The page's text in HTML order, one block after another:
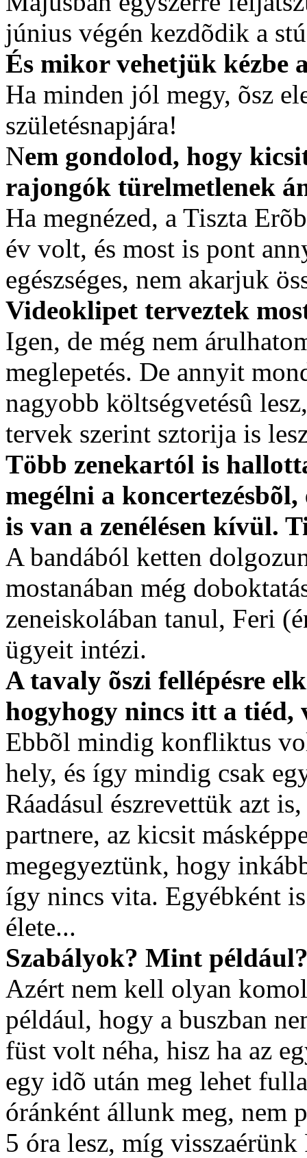
június végén kezdõdik a
És mikor vehetjük kézbe
Ha minden jól megy, õsz
születésnapjára!
Nem gondolod, hogy
rajongók türelmetlenek
Ha megnézed, a Tiszta
év volt, és most is pont
egészséges, nem akarjuk
Videoklipet terveztek
Igen, de még nem
meglepetés. De annyit
nagyobb költségvetésû
tervek szerint sztorija is
Több zenekartól is
megélni a
is van a zenélésen kívül.
A bandából ketten
mostanában még
zeneiskolában tanul, Feri
ügyeit intézi.
A tavaly õszi fellépésre
hogyhogy nincs itt a tiéd,
Ebbõl mindig konfliktus
hely, és így mindig csak
Ráadásul észrevettük azt
partnere, az kicsit
megegyeztünk, hogy
így nincs vita. Egyébként
élete...
Szabályok? Mint
Azért nem kell olyan
például, hogy a buszban
füst volt néha, hisz ha az
egy idõ után meg lehet
óránként állunk meg, nem
5 óra lesz, míg visszaérünk